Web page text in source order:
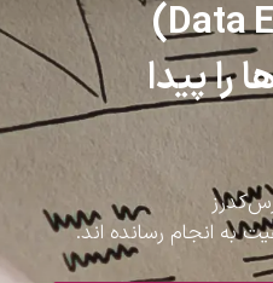
را پیدا
به انجام رسانده اند.